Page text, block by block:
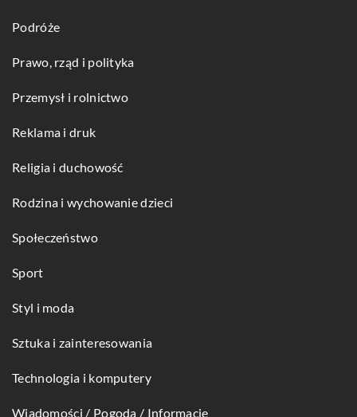
Podróże
Prawo, rząd i polityka
Przemysł i rolnictwo
Reklama i druk
Religia i duchowość
Rodzina i wychowanie dzieci
Społeczeństwo
Sport
Styl i moda
Sztuka i zainteresowania
Technologia i komputery
Wiadomości / Pogoda / Informacje